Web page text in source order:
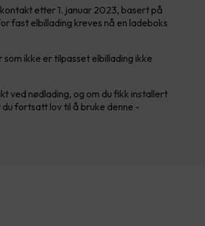
etter 1. januar 2023, basert på
fast elbillading kreves nå en ladeboks
ikke er tilpasset elbillading ikke
ved nødlading, og om du fikk installert
fortsatt lov til å bruke denne -